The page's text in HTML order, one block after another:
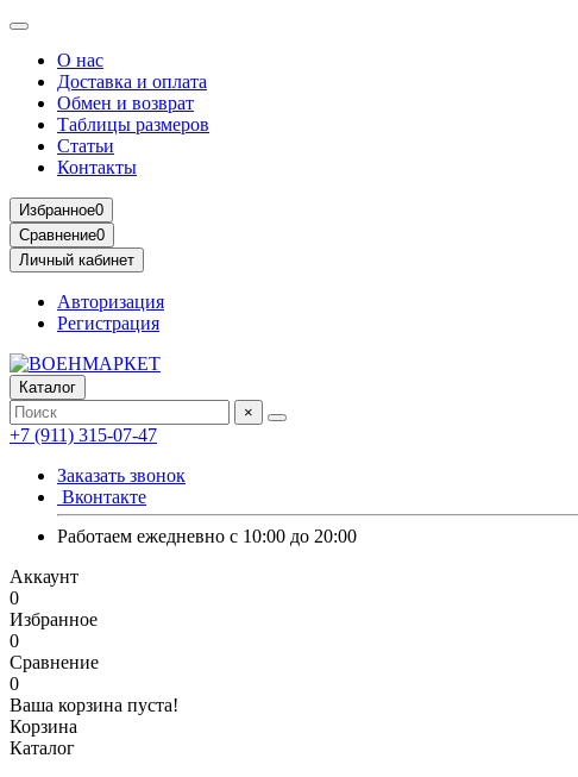
О нас
Доставка и оплата
Обмен и возврат
Таблицы размеров
Статьи
Контакты
Избранное0
Сравнение0
Личный кабинет
Авторизация
Регистрация
Каталог
×
+7 (911) 315-07-47
Заказать звонок
Вконтакте
Работаем ежедневно с 10:00 до 20:00
Аккаунт
0
Избранное
0
Сравнение
0
Ваша корзина пуста!
Корзина
Каталог